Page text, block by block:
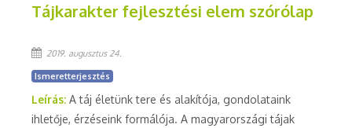
Tájkarakter fejlesztési elem szórólap
2019. augusztus 24.
Ismeretterjesztés
Leírás: A táj életünk tere és alakítója, gondolataink
ihletője, érzéseink formálója. A magyarországi tájak